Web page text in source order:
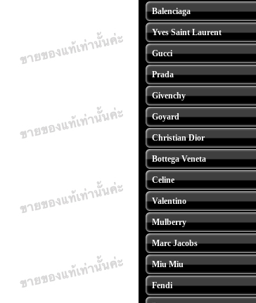
Balenciaga
Yves Saint Laurent
Gucci
Prada
Givenchy
Goyard
Christian Dior
Bottega Veneta
Celine
Valentino
Mulberry
Marc Jacobs
Miu Miu
Fendi